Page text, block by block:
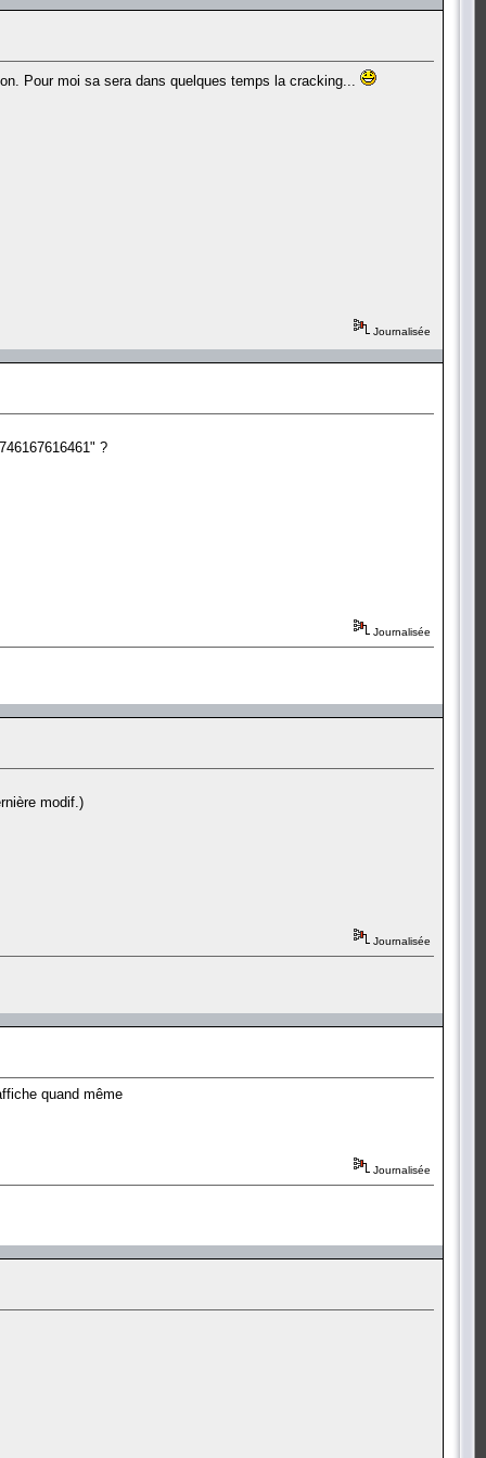
Pour moi sa sera dans quelques temps la cracking...
Journalisée
?
Journalisée
modif.)
Journalisée
quand même
Journalisée